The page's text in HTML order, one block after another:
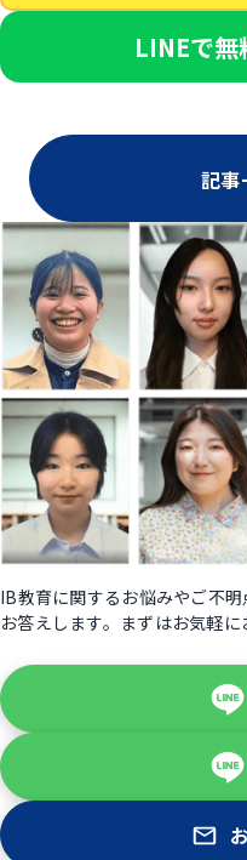
LINEで無
記事
IB教育に関するお悩みやご不
お答えします。まずはお気軽に